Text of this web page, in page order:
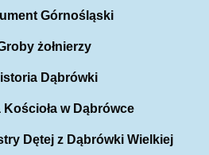
Górnośląski
żołnierzy
Dąbrówki
Kościoła w Dąbrówce
Dętej z Dąbrówki Wielkiej